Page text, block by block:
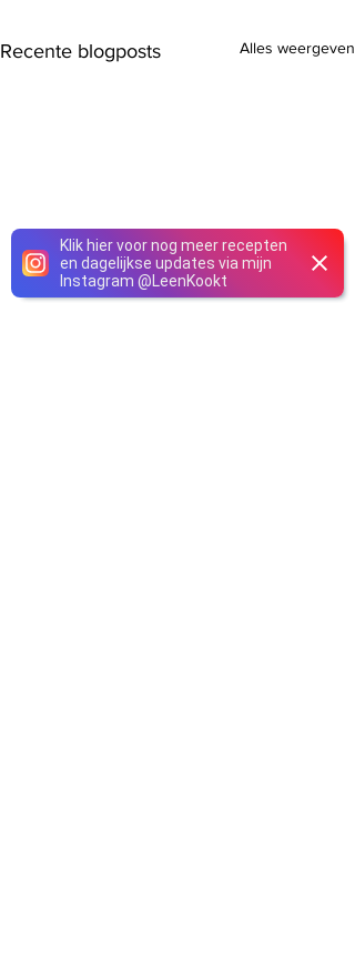
Klik hier voor nog meer recepten
en dagelijkse updates via mijn
Instagram @LeenKookt
Recente blogposts Alles weergeven